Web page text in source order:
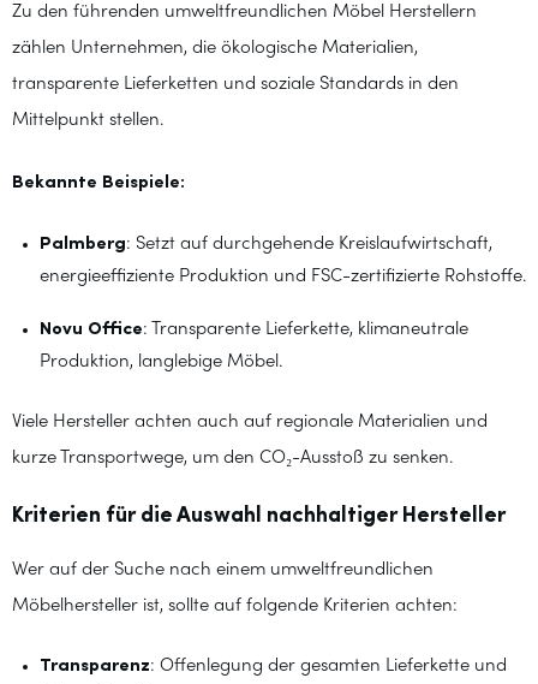
Zu den führenden umweltfreundlichen Möbel Herstellern
zählen Unternehmen, die ökologische Materialien,
transparente Lieferketten und soziale Standards in den
Mittelpunkt stellen.
Bekannte Beispiele:
Palmberg: Setzt auf durchgehende Kreislaufwirtschaft,
energieeffiziente Produktion und FSC-zertifizierte Rohstoffe.
Novu Office: Transparente Lieferkette, klimaneutrale
Produktion, langlebige Möbel.
Viele Hersteller achten auch auf regionale Materialien und
kurze Transportwege, um den CO₂-Ausstoß zu senken.
Kriterien für die Auswahl nachhaltiger Hersteller
Wer auf der Suche nach einem umweltfreundlichen
Möbelhersteller ist, sollte auf folgende Kriterien achten:
Transparenz: Offenlegung der gesamten Lieferkette und